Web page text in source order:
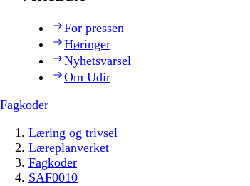
For pressen
Høringer
Nyhetsvarsel
Om Udir
Fagkoder
Læring og trivsel
Læreplanverket
Fagkoder
SAF0010